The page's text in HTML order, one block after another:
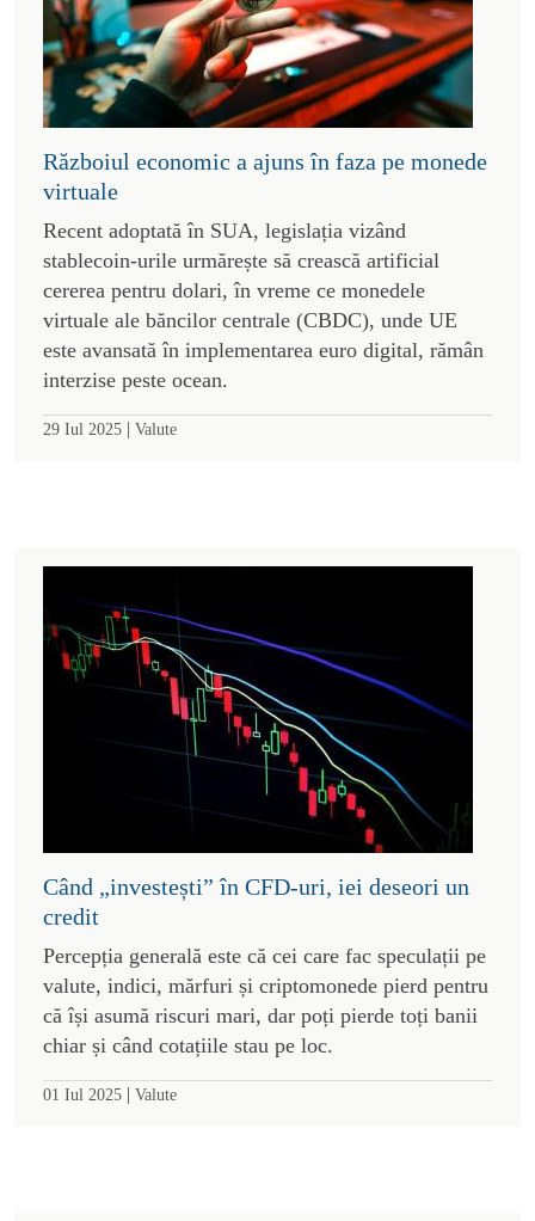
Războiul economic a ajuns în faza pe monede
virtuale
Recent adoptată în SUA, legislația vizând
stablecoin-urile urmărește să crească artificial
cererea pentru dolari, în vreme ce monedele
virtuale ale băncilor centrale (CBDC), unde UE
este avansată în implementarea euro digital, rămân
interzise peste ocean.
29 Iul 2025 | Valute
Când „investești” în CFD-uri, iei deseori un
credit
Percepția generală este că cei care fac speculații pe
valute, indici, mărfuri și criptomonede pierd pentru
că își asumă riscuri mari, dar poți pierde toți banii
chiar și când cotațiile stau pe loc.
01 Iul 2025 | Valute